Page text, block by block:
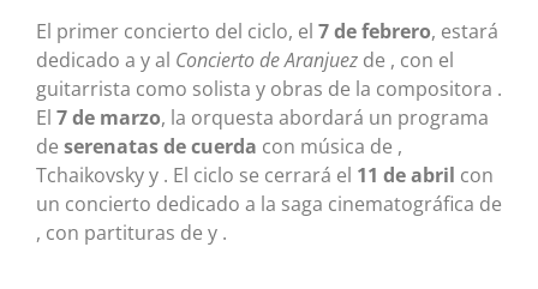
El primer concierto del ciclo, el 7 de febrero, estará
dedicado a y al Concierto de Aranjuez de , con el
guitarrista como solista y obras de la compositora .
El 7 de marzo, la orquesta abordará un programa
de serenatas de cuerda con música de ,
Tchaikovsky y . El ciclo se cerrará el 11 de abril con
un concierto dedicado a la saga cinematográfica de
, con partituras de y .